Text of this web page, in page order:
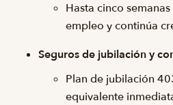
Hasta cinco
empleo y continúa
Seguros de jubilación y
Plan de jubilación
equivalente